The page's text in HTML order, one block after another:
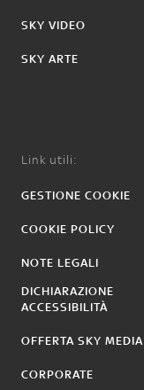
SKY VIDEO
SKY ARTE
Link utili:
GESTIONE COOKIE
COOKIE POLICY
NOTE LEGALI
DICHIARAZIONE
ACCESSIBILITÀ
OFFERTA SKY MEDIA
CORPORATE